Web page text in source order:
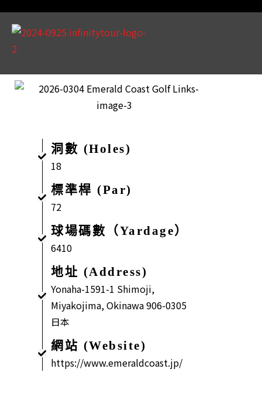
洞數 (Holes)
18
標準桿 (Par)
72
球場碼數（Yardage）
6410
地址 (Address)
Yonaha-1591-1 Shimoji,
Miyakojima, Okinawa 906-0305
日本
網站 (Website)
https://www.emeraldcoast.jp/